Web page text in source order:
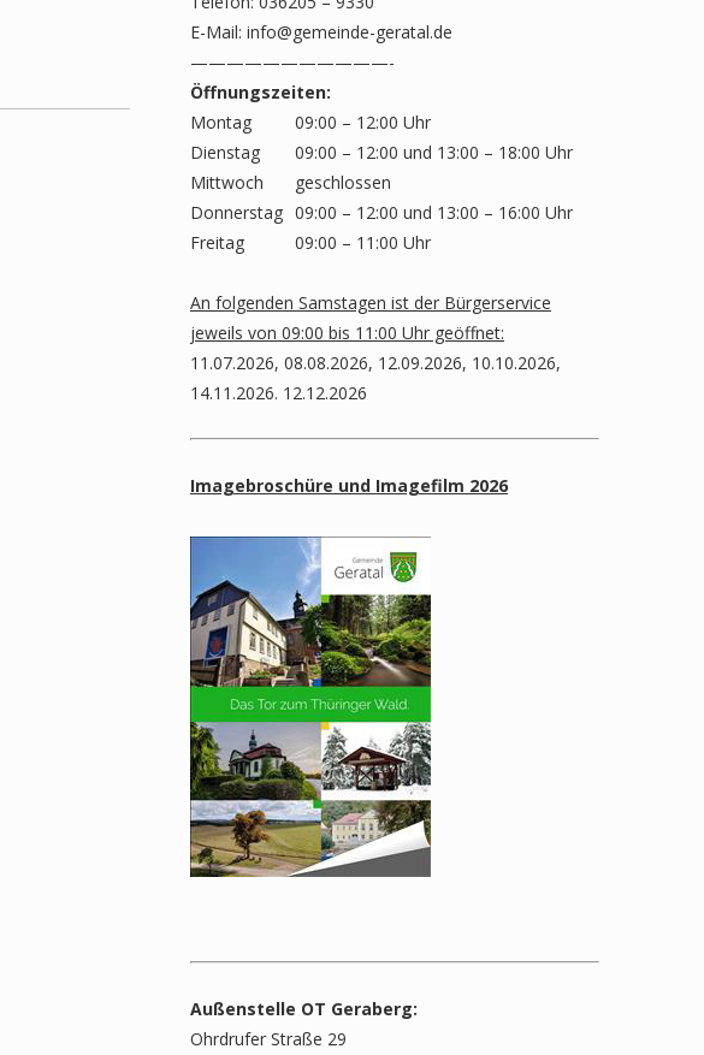
E-Mail: info@gemeinde-geratal.de
———————————-
Öffnungszeiten:
Montag
09:00 – 12:00 Uhr
Dienstag
09:00 – 12:00 und 13:00 – 18:00 Uhr
Mittwoch
geschlossen
Donnerstag 09:00 – 12:00 und 13:00 – 16:00 Uhr
Freitag
09:00 – 11:00 Uhr
An folgenden Samstagen ist der Bürgerservice
jeweils von 09:00 bis 11:00 Uhr geöffnet:
11.07.2026, 08.08.2026, 12.09.2026, 10.10.2026,
14.11.2026. 12.12.2026
Imagebroschüre und Imagefilm 2026
Außenstelle OT Geraberg:
Ohrdrufer Straße 29